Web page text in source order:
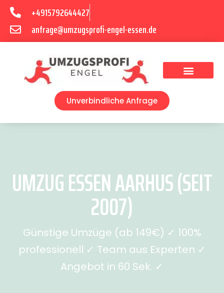
+4915792644427
anfrage@umzugsprofi-engel-essen.de
Unverbindliche Anfrage
UMZUG ESSEN AARHUS (SEIT
2007)
Günstige Umzüge (ab 149€) ✓ 100%
professionell ✓ Team aus Experten ✓
Angebot in 60 Sek. ✓